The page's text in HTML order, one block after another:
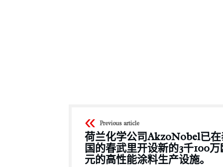
Previous article
荷兰化学公司AkzoNobel已
国的春武里开设新的3千100万
元的高性能涂料生产设施。